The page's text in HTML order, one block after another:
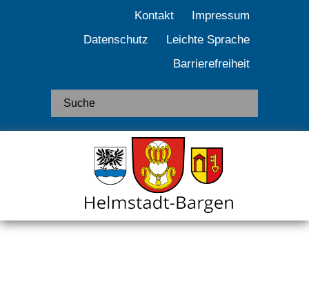
Kontakt
Impressum
Datenschutz
Leichte Sprache
Barrierefreiheit